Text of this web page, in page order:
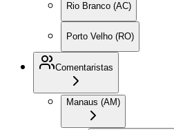
Rio Branco (AC)
Porto Velho (RO)
Comentaristas
Manaus (AM)